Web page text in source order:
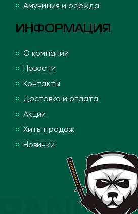
Амуниция и одежда
ИНФОРМАЦИЯ
О компании
Новости
Контакты
Доставка и оплата
Акции
Хиты продаж
Новинки